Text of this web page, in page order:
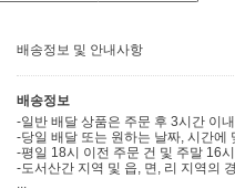
배송정보 및 안내사항
배송정보
-일반 배달 상품은 주문 후 3시간 이
-당일 배달 또는 원하는 날짜, 시간에
-평일 18시 이전 주문 건 및 주말 16
-도서산간 지역 및 읍, 면, 리 지역의